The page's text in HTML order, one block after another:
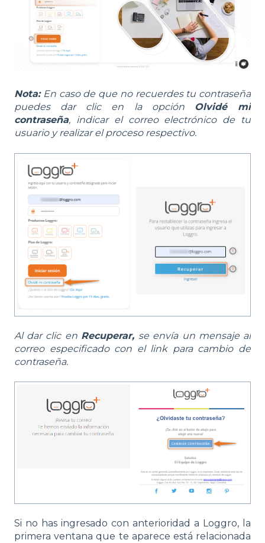
Nota: En caso de que no recuerdes tu contraseña
puedes dar clic en la opción Olvidé mi
contraseña, indicar el correo electrónico de tu
usuario y realizar el proceso respectivo.
Al dar clic en Recuperar, se envía un mensaje al
correo especificado con el link para cambio de
contraseña.
Si no has ingresado con anterioridad a Loggro, la
primera ventana que te aparece está relacionada